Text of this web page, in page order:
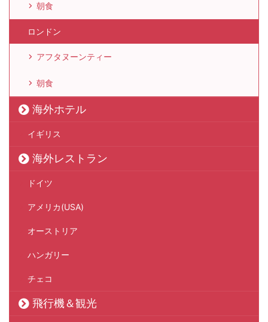
朝食
ロンドン
アフタヌーンティー
朝食
海外ホテル
イギリス
海外レストラン
ドイツ
アメリカ(USA)
オーストリア
ハンガリー
チェコ
飛行機＆観光